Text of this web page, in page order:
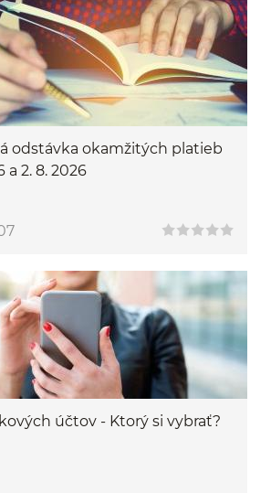
odstávka okamžitých platieb
a 2. 8. 2026
účtov - Ktorý si vybrať?